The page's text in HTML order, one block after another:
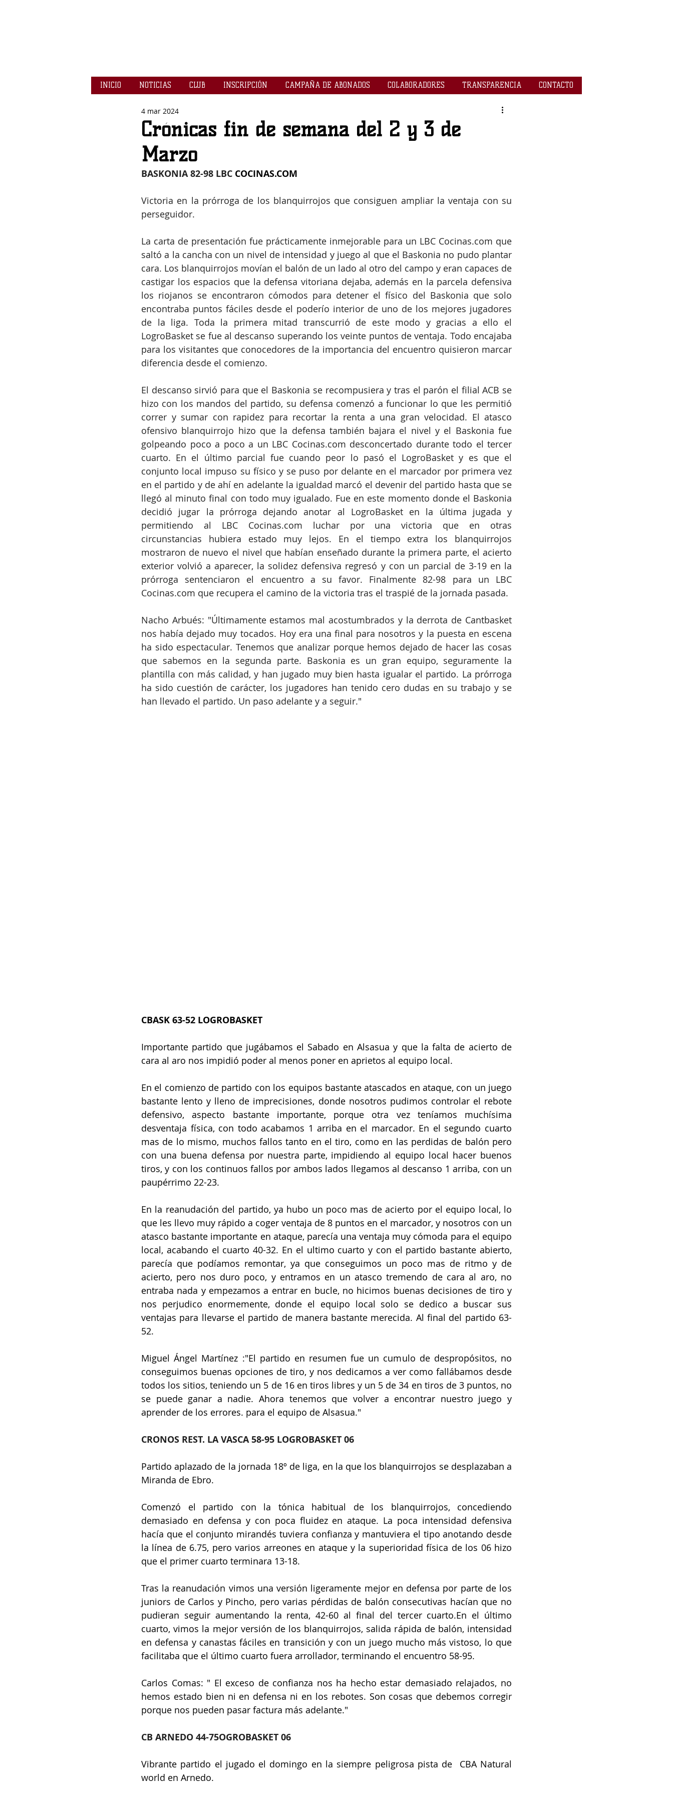
INICIO NOTICIAS CLUB INSCRIPCIÓN CAMPAÑA DE ABONADOS COLABORADORES TRANSPARENCIA CONTACTO
Crónicas fin de semana del 2 y 3 de
Marzo
4 mar 2024
BASKONIA 82-98 LBC COCINAS.COM
Victoria en la prórroga de los blanquirrojos que consiguen ampliar la ventaja con su
perseguidor.
La carta de presentación fue prácticamente inmejorable para un LBC Cocinas.com que
saltó a la cancha con un nivel de intensidad y juego al que el Baskonia no pudo plantar
cara. Los blanquirrojos movían el balón de un lado al otro del campo y eran capaces de
castigar los espacios que la defensa vitoriana dejaba, además en la parcela defensiva
los riojanos se encontraron cómodos para detener el físico del Baskonia que solo
encontraba puntos fáciles desde el poderío interior de uno de los mejores jugadores
de la liga. Toda la primera mitad transcurrió de este modo y gracias a ello el
LogroBasket se fue al descanso superando los veinte puntos de ventaja. Todo encajaba
para los visitantes que conocedores de la importancia del encuentro quisieron marcar
diferencia desde el comienzo.
El descanso sirvió para que el Baskonia se recompusiera y tras el parón el filial ACB se
hizo con los mandos del partido, su defensa comenzó a funcionar lo que les permitió
correr y sumar con rapidez para recortar la renta a una gran velocidad. El atasco
ofensivo blanquirrojo hizo que la defensa también bajara el nivel y el Baskonia fue
golpeando poco a poco a un LBC Cocinas.com desconcertado durante todo el tercer
cuarto. En el último parcial fue cuando peor lo pasó el LogroBasket y es que el
conjunto local impuso su físico y se puso por delante en el marcador por primera vez
en el partido y de ahí en adelante la igualdad marcó el devenir del partido hasta que se
llegó al minuto final con todo muy igualado. Fue en este momento donde el Baskonia
decidió jugar la prórroga dejando anotar al LogroBasket en la última jugada y
permitiendo al LBC Cocinas.com luchar por una victoria que en otras
circunstancias hubiera estado muy lejos. En el tiempo extra los blanquirrojos
mostraron de nuevo el nivel que habían enseñado durante la primera parte, el acierto
exterior volvió a aparecer, la solidez defensiva regresó y con un parcial de 3-19 en la
Cocinas.com que recupera el camino de la victoria tras el traspié de la jornada pasada.
Nacho Arbués: "Últimamente estamos mal acostumbrados y la derrota de Cantbasket
nos había dejado muy tocados. Hoy era una final para nosotros y la puesta en escena
ha sido espectacular. Tenemos que analizar porque hemos dejado de hacer las cosas
que sabemos en la segunda parte. Baskonia es un gran equipo, seguramente la
plantilla con más calidad, y han jugado muy bien hasta igualar el partido. La prórroga
ha sido cuestión de carácter, los jugadores han tenido cero dudas en su trabajo y se
han llevado el partido. Un paso adelante y a seguir."
CBASK 63-52 LOGROBASKET
Importante partido que jugábamos el Sabado en Alsasua y que la falta de acierto de
cara al aro nos impidió poder al menos poner en aprietos al equipo local.
En el comienzo de partido con los equipos bastante atascados en ataque, con un juego
bastante lento y lleno de imprecisiones, donde nosotros pudimos controlar el rebote
defensivo, aspecto bastante importante, porque otra vez teníamos muchísima
desventaja física, con todo acabamos 1 arriba en el marcador. En el segundo cuarto
mas de lo mismo, muchos fallos tanto en el tiro, como en las perdidas de balón pero
con una buena defensa por nuestra parte, impidiendo al equipo local hacer buenos
tiros, y con los continuos fallos por ambos lados llegamos al descanso 1 arriba, con un
paupérrimo 22-23.
En la reanudación del partido, ya hubo un poco mas de acierto por el equipo local, lo
que les llevo muy rápido a coger ventaja de 8 puntos en el marcador, y nosotros con un
atasco bastante importante en ataque, parecía una ventaja muy cómoda para el equipo
local, acabando el cuarto 40-32. En el ultimo cuarto y con el partido bastante abierto,
parecía que podíamos remontar, ya que conseguimos un poco mas de ritmo y de
acierto, pero nos duro poco, y entramos en un atasco tremendo de cara al aro, no
entraba nada y empezamos a entrar en bucle, no hicimos buenas decisiones de tiro y
nos perjudico enormemente, donde el equipo local solo se dedico a buscar sus
ventajas para llevarse el partido de manera bastante merecida. Al final del partido 63-
52.
Miguel Ángel Martínez :"El partido en resumen fue un cumulo de despropósitos, no
conseguimos buenas opciones de tiro, y nos dedicamos a ver como fallábamos desde
todos los sitios, teniendo un 5 de 16 en tiros libres y un 5 de 34 en tiros de 3 puntos, no
se puede ganar a nadie. Ahora tenemos que volver a encontrar nuestro juego y
aprender de los errores. para el equipo de Alsasua."
CRONOS REST. LA VASCA 58-95 LOGROBASKET 06
Partido aplazado de la jornada 18º de liga, en la que los blanquirrojos se desplazaban a
Miranda de Ebro.
Comenzó el partido con la tónica habitual de los blanquirrojos, concediendo
demasiado en defensa y con poca fluidez en ataque. La poca intensidad defensiva
hacía que el conjunto mirandés tuviera confianza y mantuviera el tipo anotando desde
la línea de 6.75, pero varios arreones en ataque y la superioridad física de los 06 hizo
que el primer cuarto terminara 13-18.
Tras la reanudación vimos una versión ligeramente mejor en defensa por parte de los
juniors de Carlos y Pincho, pero varias pérdidas de balón consecutivas hacían que no
pudieran seguir aumentando la renta, 42-60 al final del tercer cuarto.En el último
cuarto, vimos la mejor versión de los blanquirrojos, salida rápida de balón, intensidad
en defensa y canastas fáciles en transición y con un juego mucho más vistoso, lo que
facilitaba que el último cuarto fuera arrollador, terminando el encuentro 58-95.
Carlos Comas: " El exceso de confianza nos ha hecho estar demasiado relajados, no
hemos estado bien ni en defensa ni en los rebotes. Son cosas que debemos corregir
porque nos pueden pasar factura más adelante."
CB ARNEDO 44-75OGROBASKET 06
Vibrante partido el jugado el domingo en la siempre peligrosa pista de  CBA Natural
world en Arnedo.